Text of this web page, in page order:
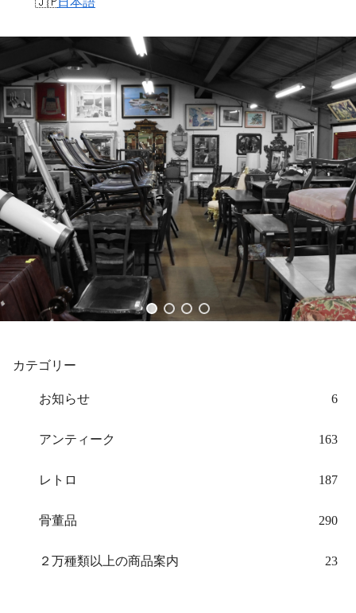
カテゴリー
お知らせ 6
アンティーク 163
レトロ 187
骨董品 290
２万種類以上の商品案内 23